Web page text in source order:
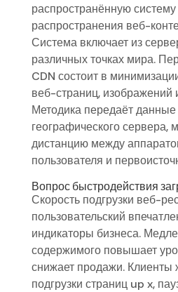
распространённую
распространения веб-
Система включает из
различных точках мира.
CDN состоит в
веб-страниц,
Методика передаёт
географического сервера,
дистанцию между
пользователя и
Вопрос быстродействия
Скорость подгрузки веб-
пользовательский
индикаторы бизнеса.
содержимого повышает
снижает продажи. Клиенты
подгрузки страниц up x,